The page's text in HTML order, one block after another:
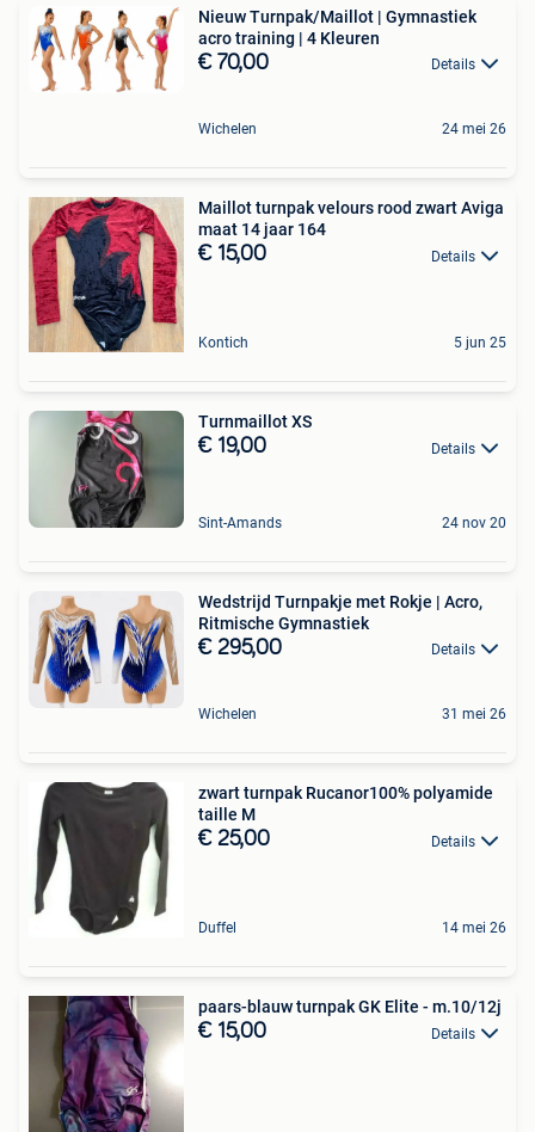
Nieuw Turnpak/Maillot | Gymnastiek
acro training | 4 Kleuren
€ 70,00 Details
Wichelen 24 mei 26
Maillot turnpak velours rood zwart Aviga
maat 14 jaar 164
€ 15,00 Details
Kontich 5 jun 25
Turnmaillot XS
€ 19,00 Details
Sint-Amands 24 nov 20
Wedstrijd Turnpakje met Rokje | Acro,
Ritmische Gymnastiek
€ 295,00 Details
Wichelen 31 mei 26
zwart turnpak Rucanor100% polyamide
taille M
€ 25,00 Details
Duffel 14 mei 26
paars-blauw turnpak GK Elite - m.10/12j
€ 15,00 Details